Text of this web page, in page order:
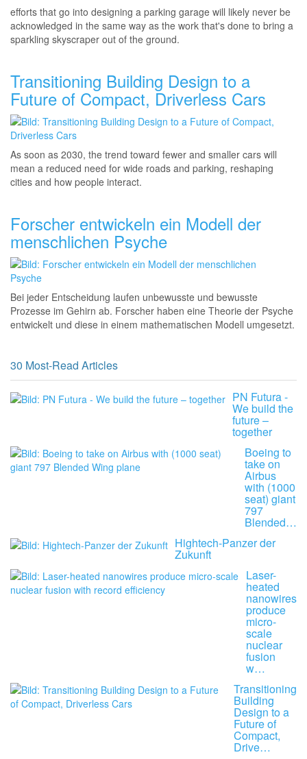
efforts that go into designing a parking garage will likely never be
acknowledged in the same way as the work that's done to bring a
sparkling skyscraper out of the ground.
Transitioning Building Design to a
Future of Compact, Driverless Cars
As soon as 2030, the trend toward fewer and smaller cars will
mean a reduced need for wide roads and parking, reshaping
cities and how people interact.
Forscher entwickeln ein Modell der
menschlichen Psyche
Bei jeder Entscheidung laufen unbewusste und bewusste
Prozesse im Gehirn ab. Forscher haben eine Theorie der Psyche
entwickelt und diese in einem mathematischen Modell umgesetzt.
30 Most-Read Articles
PN Futura -
We build the
future –
together
Boeing to
take on
Airbus
with (1000
seat) giant
797
Blended…
Hightech-Panzer der
Zukunft
Laser-
heated
nanowires
produce
micro-
scale
nuclear
fusion
w…
Transitioning
Building
Design to a
Future of
Compact,
Drive…